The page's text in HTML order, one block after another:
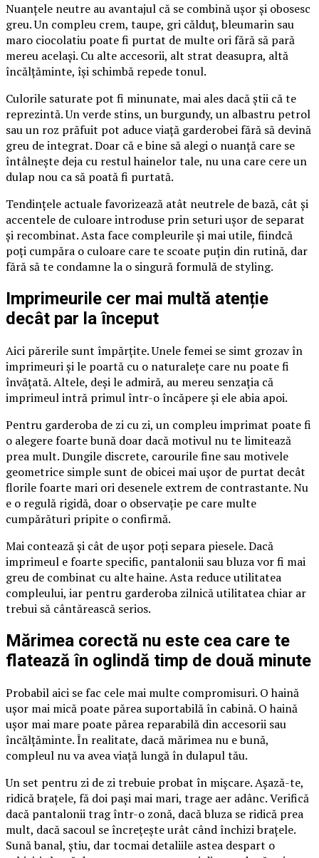
Nuanțele neutre au avantajul că se combină ușor și obosesc
greu. Un compleu crem, taupe, gri călduț, bleumarin sau
maro ciocolatiu poate fi purtat de multe ori fără să pară
mereu același. Cu alte accesorii, alt strat deasupra, altă
încălțăminte, își schimbă repede tonul.
Culorile saturate pot fi minunate, mai ales dacă știi că te
reprezintă. Un verde stins, un burgundy, un albastru petrol
sau un roz prăfuit pot aduce viață garderobei fără să devină
greu de integrat. Doar că e bine să alegi o nuanță care se
întâlnește deja cu restul hainelor tale, nu una care cere un
dulap nou ca să poată fi purtată.
Tendințele actuale favorizează atât neutrele de bază, cât și
accentele de culoare introduse prin seturi ușor de separat
și recombinat. Asta face compleurile și mai utile, fiindcă
poți cumpăra o culoare care te scoate puțin din rutină, dar
fără să te condamne la o singură formulă de styling.
Imprimeurile cer mai multă atenție
decât par la început
Aici părerile sunt împărțite. Unele femei se simt grozav în
imprimeuri și le poartă cu o naturalețe care nu poate fi
învățată. Altele, deși le admiră, au mereu senzația că
imprimeul intră primul într-o încăpere și ele abia apoi.
Pentru garderoba de zi cu zi, un compleu imprimat poate fi
o alegere foarte bună doar dacă motivul nu te limitează
prea mult. Dungile discrete, carourile fine sau motivele
geometrice simple sunt de obicei mai ușor de purtat decât
florile foarte mari ori desenele extrem de contrastante. Nu
e o regulă rigidă, doar o observație pe care multe
cumpărături pripite o confirmă.
Mai contează și cât de ușor poți separa piesele. Dacă
imprimeul e foarte specific, pantalonii sau bluza vor fi mai
greu de combinat cu alte haine. Asta reduce utilitatea
compleului, iar pentru garderoba zilnică utilitatea chiar ar
trebui să cântărească serios.
Mărimea corectă nu este cea care te
flatează în oglindă timp de două minute
Probabil aici se fac cele mai multe compromisuri. O haină
ușor mai mică poate părea suportabilă în cabină. O haină
ușor mai mare poate părea reparabilă din accesorii sau
încălțăminte. În realitate, dacă mărimea nu e bună,
compleul nu va avea viață lungă în dulapul tău.
Un set pentru zi de zi trebuie probat în mișcare. Așază-te,
ridică brațele, fă doi pași mai mari, trage aer adânc. Verifică
dacă pantalonii trag într-o zonă, dacă bluza se ridică prea
mult, dacă sacoul se încrețește urât când închizi brațele.
Sună banal, știu, dar tocmai detaliile astea despart o